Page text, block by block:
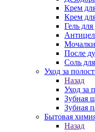
Крем
Крем
Гель
Мочалки
После
Соль
Уход за
Назад
Уход за
Зубная
Зубная
Бытовая
Назад